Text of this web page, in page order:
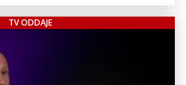
TV ODDAJE